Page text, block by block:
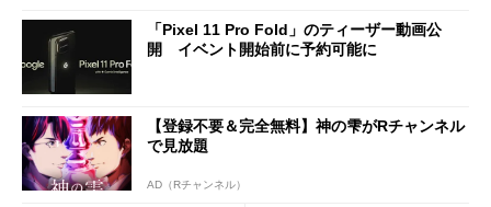
「Pixel 11 Pro Fold」のティーザー動画公
開 イベント開始前に予約可能に
【登録不要＆完全無料】神の雫がRチャンネル
で見放題
AD（Rチャンネル）